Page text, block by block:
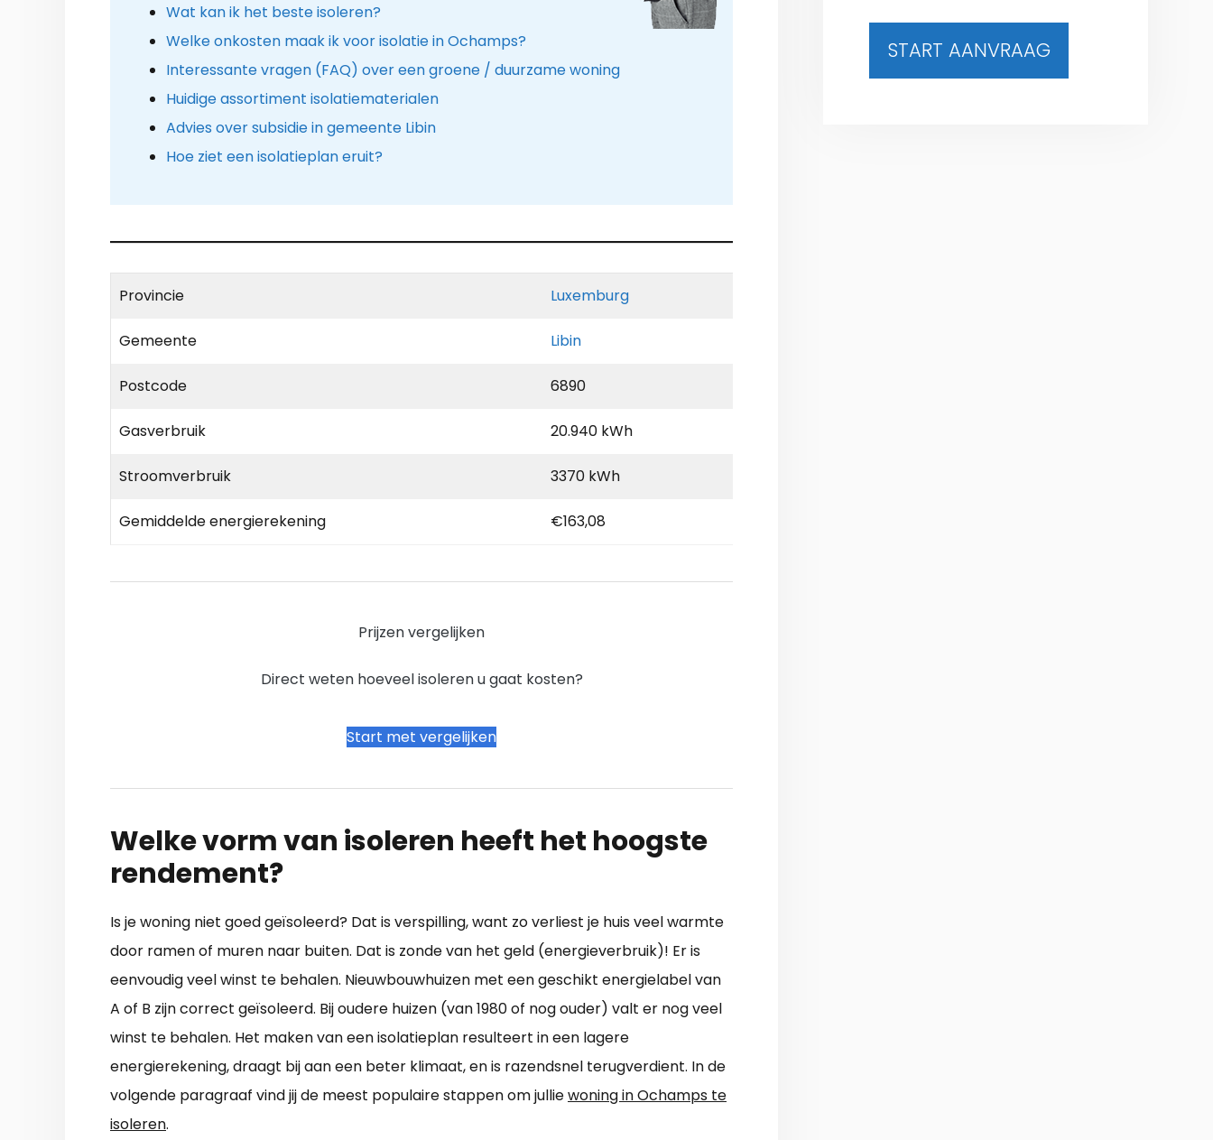
Wat kan ik het beste isoleren?
Welke onkosten maak ik voor isolatie in Ochamps?
Interessante vragen (FAQ) over een groene / duurzame woning
Huidige assortiment isolatiematerialen
Advies over subsidie in gemeente Libin
Hoe ziet een isolatieplan eruit?
Provincie Luxemburg
Gemeente Libin
Postcode 6890
Gasverbruik 20.940 kWh
Stroomverbruik 3370 kWh
Gemiddelde energierekening €163,08
Prijzen vergelijken
Direct weten hoeveel isoleren u gaat kosten?
Start met vergelijken
Welke vorm van isoleren heeft het hoogste
rendement?
Is je woning niet goed geïsoleerd? Dat is verspilling, want zo verliest je huis veel warmte
door ramen of muren naar buiten. Dat is zonde van het geld (energieverbruik)! Er is
eenvoudig veel winst te behalen. Nieuwbouwhuizen met een geschikt energielabel van
A of B zijn correct geïsoleerd. Bij oudere huizen (van 1980 of nog ouder) valt er nog veel
winst te behalen. Het maken van een isolatieplan resulteert in een lagere
energierekening, draagt bij aan een beter klimaat, en is razendsnel terugverdient. In de
volgende paragraaf vind jij de meest populaire stappen om julliewoning in Ochamps te
isoleren.
START AANVRAAG